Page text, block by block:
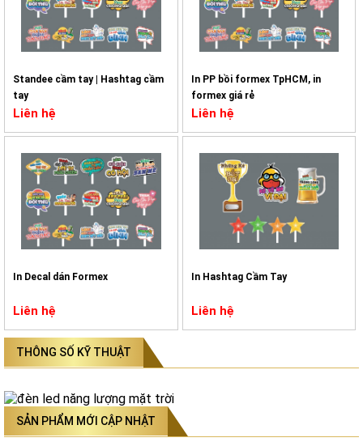
Standee cầm tay | Hashtag cầm
tay
Liên hệ
In PP bồi formex TpHCM, in
formex giá rẻ
Liên hệ
In Decal dán Formex
Liên hệ
In Hashtag Cầm Tay
Liên hệ
THÔNG SỐ KỸ THUẬT
SẢN PHẨM MỚI CẬP NHẬT